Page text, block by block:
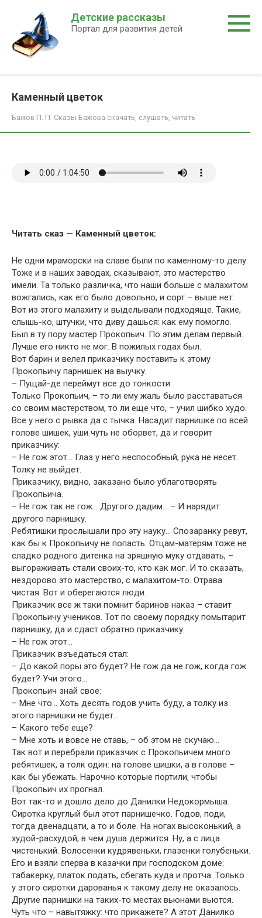
контенту
Детские рассказы
Портал для развития детей
Каменный цветок
Бажов П. П. Сказы Бажова скачать, слушать, читать
Читать сказ — Каменный цветок:
Не одни мраморски на славе были по каменному-то делу.
Тоже и в наших заводах, сказывают, это мастерство
имели. Та только различка, что наши больше с малахитом
вожгались, как его было довольно, и сорт – выше нет.
Вот из этого малахиту и выделывали подходяще. Такие,
слышь-ко, штучки, что диву дашься: как ему помогло.
Был в ту пору мастер Прокопьич. По этим делам первый.
Лучше его никто не мог. В пожилых годах был.
Вот барин и велел приказчику поставить к этому
Прокопьичу парнишек на выучку.
– Пущай-де переймут все до тонкости.
Только Прокопьич, – то ли ему жаль было расставаться
со своим мастерством, то ли еще что, – учил шибко худо.
Все у него с рывка да с тычка. Насадит парнишке по всей
голове шишек, уши чуть не оборвет, да и говорит
приказчику:
– Не гож этот… Глаз у него неспособный, рука не несет.
Толку не выйдет.
Приказчику, видно, заказано было ублаготворять
Прокопьича.
– Не гож так не гож… Другого дадим… – И нарядит
другого парнишку.
Ребятишки прослышали про эту науку… Спозаранку ревут,
как бы к Прокопьичу не попасть. Отцам-матерям тоже не
сладко родного дитенка на зряшную муку отдавать, –
выгораживать стали своих-то, кто как мог. И то сказать,
нездорово это мастерство, с малахитом-то. Отрава
чистая. Вот и оберегаются люди.
Приказчик все ж таки помнит баринов наказ – ставит
Прокопьичу учеников. Тот по своему порядку помытарит
парнишку, да и сдаст обратно приказчику.
– Не гож этот…
Приказчик взъедаться стал:
– До какой поры это будет? Не гож да не гож, когда гож
будет? Учи этого…
Прокопьич знай свое:
– Мне что… Хоть десять годов учить буду, а толку из
этого парнишки не будет…
– Какого тебе еще?
– Мне хоть и вовсе не ставь, – об этом не скучаю…
Так вот и перебрали приказчик с Прокопьичем много
ребятишек, а толк один: на голове шишки, а в голове –
как бы убежать. Нарочно которые портили, чтобы
Прокопьич их прогнал.
Вот так-то и дошло дело до Данилки Недокормыша.
Сиротка круглый был этот парнишечко. Годов, поди,
тогда двенадцати, а то и боле. На ногах высоконький, а
худой-расхудой, в чем душа держится. Ну, а с лица
чистенький. Волосенки кудрявеньки, глазенки голубеньки.
Его и взяли сперва в казачки при господском доме:
табакерку, платок подать, сбегать куда и протча. Только
у этого сиротки дарованья к такому делу не оказалось.
Другие парнишки на таких-то местах вьюнами вьются.
Чуть что – навытяжку: что прикажете? А этот Данилко